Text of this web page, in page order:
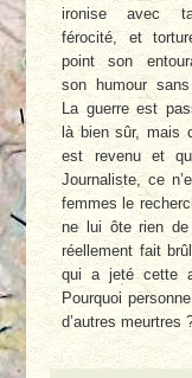
ironise avec
férocité, et
point son
son humour
La guerre est
là bien sûr, mais
est revenu et
Journaliste, ce
femmes le
ne lui ôte rien
réellement fait
qui a jeté cette
Pourquoi
d’autres meurtres